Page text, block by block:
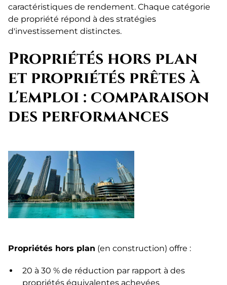
caractéristiques de rendement. Chaque catégorie
de propriété répond à des stratégies
d'investissement distinctes.
Propriétés hors plan
et propriétés prêtes à
l'emploi : comparaison
des performances
Propriétés hors plan (en construction) offre :
20 à 30 % de réduction par rapport à des
propriétés équivalentes achevées